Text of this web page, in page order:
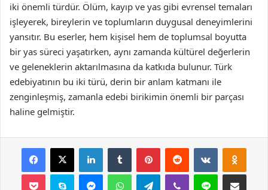
iki önemli türdür. Ölüm, kayıp ve yas gibi evrensel temaları
işleyerek, bireylerin ve toplumların duygusal deneyimlerini
yansıtır. Bu eserler, hem kişisel hem de toplumsal boyutta
bir yas süreci yaşatırken, aynı zamanda kültürel değerlerin
ve geleneklerin aktarılmasına da katkıda bulunur. Türk
edebiyatının bu iki türü, derin bir anlam katmanı ile
zenginleşmiş, zamanla edebi birikimin önemli bir parçası
haline gelmiştir.
Facebook
X LinkedInTumblr PinterestReddit VKontakte
Pocket Skype MessengerWhatsAppTelegramViber Line E-Posta ile